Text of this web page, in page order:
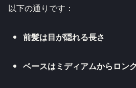
以下の通りです：
前髪は目が隠れる長さ
ベースはミディアムからロン